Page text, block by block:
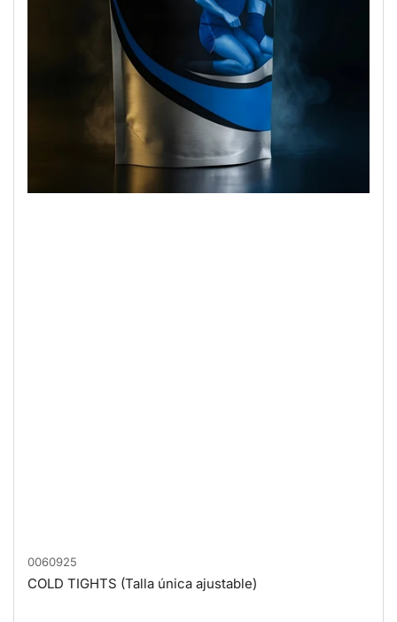
0060925
COLD TIGHTS (Talla única ajustable)